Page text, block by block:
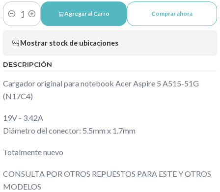
Cantidad
Agregar al Carro Comprar ahora
Mostrar stock de ubicaciones
DESCRIPCIÓN
Cargador original para notebook Acer Aspire 5 A515-51G
(N17C4)
19V - 3.42A
Diámetro del conector: 5.5mm x 1.7mm
Totalmente nuevo
CONSULTA POR OTROS REPUESTOS PARA ESTE Y OTROS
MODELOS